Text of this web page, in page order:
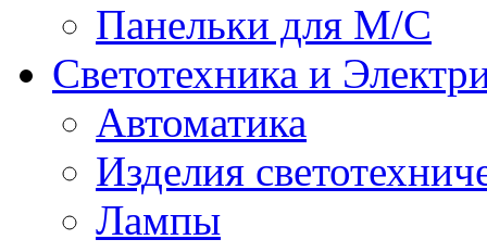
Панельки для М/С
Светотехника и
Автоматика
Изделия
Лампы